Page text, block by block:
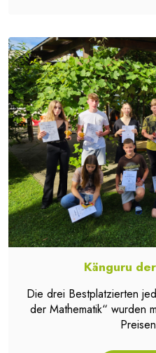
Känguru
Die drei Bestplatzierten
der Mathematik“ wurden